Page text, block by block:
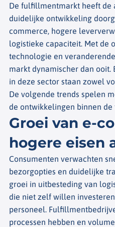
De fulfillmentmarkt heeft de
duidelijke ontwikkeling
commerce, hogere
logistieke capaciteit. Met de
technologie en
markt dynamischer dan ooit.
in deze sector staan zowel
De volgende trends spelen
de ontwikkelingen binnen
Groei van e-
hogere eisen
Consumenten verwachten
bezorgopties en duidelijke
groei in uitbesteding van
die niet zelf willen
personeel.
processen hebben en